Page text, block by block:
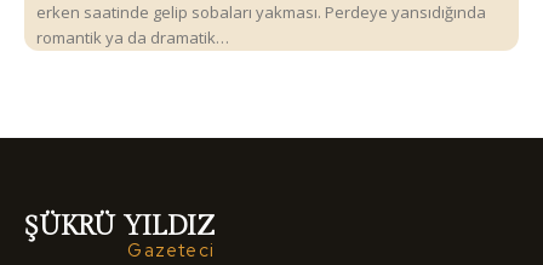
erken saatinde gelip sobaları yakması. Perdeye yansıdığında
romantik ya da dramatik…
ŞÜKRÜ YILDIZ
Gazeteci